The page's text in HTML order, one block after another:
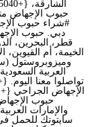
حبوب الإجهاض
#شراء حبوب
دبي. حبوب
قطر، البحرين،
الخيمة، أم
وميزوبروستول
العربية
تواصلوا معنا
الإجهاض الجراحي
حبوب
والإمارات
سايتوتك للحمل